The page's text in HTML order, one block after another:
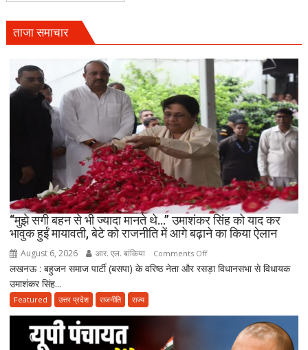
अकेले
विदा
पिता,
वृद्धाश्रम
में
कपड़ा
व्यापारी
मौत
ताजा समाचार
“मुझे सगी बहन से भी ज्यादा मानते थे…” उमाशंकर सिंह को याद कर
भावुक हुईं मायावती, बेटे को राजनीति में आगे बढ़ाने का किया ऐलान
August 6, 2026 आर. एल. बांकिया Comments Offon
“मुझे
से
लखनऊ : बहुजन समाज पार्टी (बसपा) के वरिष्ठ नेता और रसड़ा विधानसभा से विधायक
उमाशंकर सिंह...
Featured उत्तर प्रदेश राजनीति राज्य